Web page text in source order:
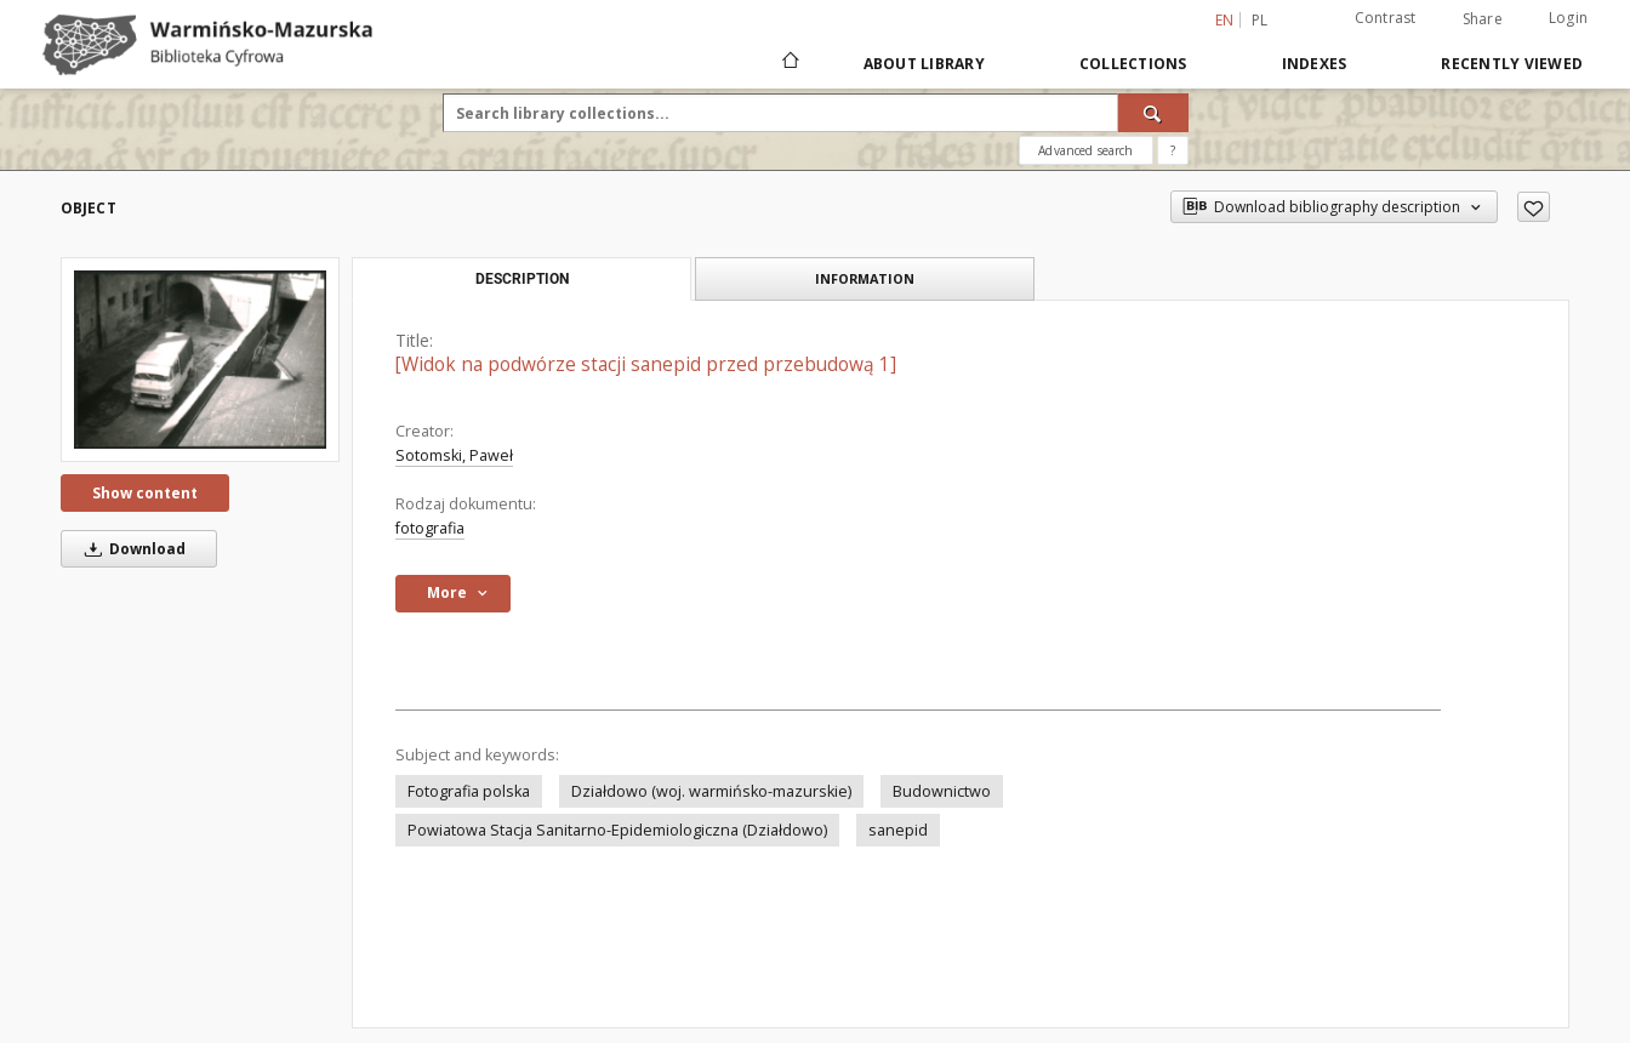
EN PL Contrast Share Login
ABOUT LIBRARY COLLECTIONS INDEXES RECENTLY VIEWED
Advanced search ?
OBJECT Download bibliography description
Show content
Download
DESCRIPTION INFORMATION
Title:
[Widok na podwórze stacji sanepid przed przebudową 1]
Creator:
Sotomski, Paweł
Rodzaj dokumentu:
fotografia
More
Subject and keywords:
Fotografia polska
Działdowo (woj. warmińsko-mazurskie)
Budownictwo
Powiatowa Stacja Sanitarno-Epidemiologiczna (Działdowo)
sanepid